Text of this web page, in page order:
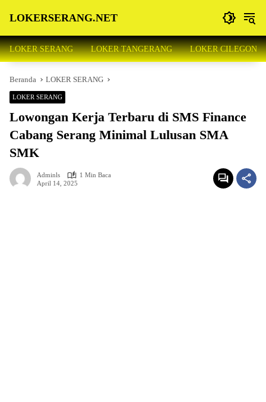
LOKERSERANG.NET
Lowongan
Kerja
dan
Sekitarnya
LOKER SERANG LOKER TANGERANG LOKER CILEGON
Beranda LOKER SERANG
LOKER SERANG
Lowongan Kerja Terbaru di SMS Finance
Cabang Serang Minimal Lulusan SMA
SMK
Adminls
1 Min Baca
April 14, 2025